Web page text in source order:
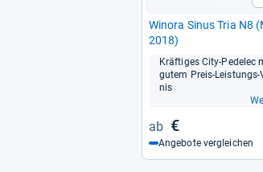
Winora Sinus Tria N8
2018)
Kräf­ti­ges City-​Pede­lec
gutem Preis-​
nis
€
Angebote vergleichen